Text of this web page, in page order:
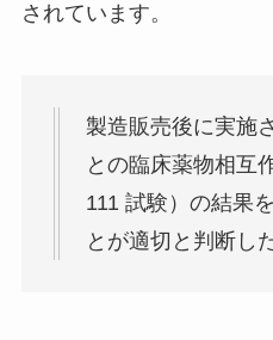
されています。
製造販売後に実施
との臨床薬物相互
111 試験）の結果
とが適切と判断した